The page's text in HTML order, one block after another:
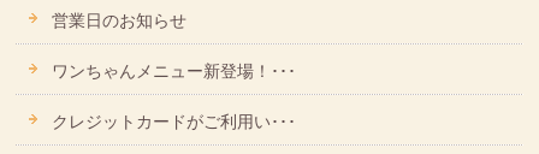
営業日のお知らせ
ワンちゃんメニュー新登場！･･･
クレジットカードがご利用い･･･